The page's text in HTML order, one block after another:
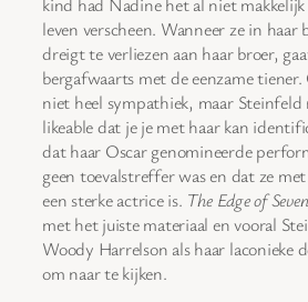
leven verscheen. Wanneer ze in haar
dreigt te verliezen aan haar broer,
bergafwaarts met de eenzame
niet heel sympathiek, maar Steinfeld
likeable dat je je met haar kan
dat haar Oscar genomineerde
geen toevalstreffer was en dat ze
een sterke actrice is. The Edge of
met het juiste materiaal en vooral
Woody Harrelson als haar laconieke
om naar te kijken.